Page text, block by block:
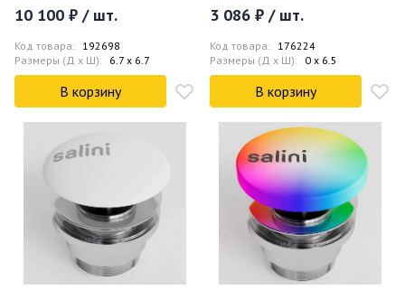
10 100 ₽ / шт.
Код товара: 192698
Размеры (Д x Ш): 6.7 x 6.7
В корзину
3 086 ₽ / шт.
Код товара: 176224
Размеры (Д x Ш): 0 x 6.5
В корзину